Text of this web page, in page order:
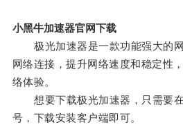
小黑牛加速器官网下载
极光加速器是一款功能强大的网
网络连接，提升网络速度和稳定性
络体验。
想要下载极光加速器，只需要在
号，下载安装客户端即可。